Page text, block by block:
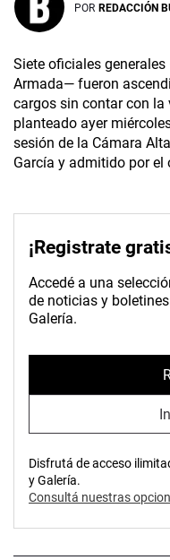
POR REDACCIÓN
Siete oficiales
Armada— fueron
cargos sin contar con la
planteado ayer
sesión de la Cámara
García y admitido por el
¡Registrate
Accedé a una
de noticias y
Galería.
Disfrutá de acceso
y Galería.
Consultá nuestras